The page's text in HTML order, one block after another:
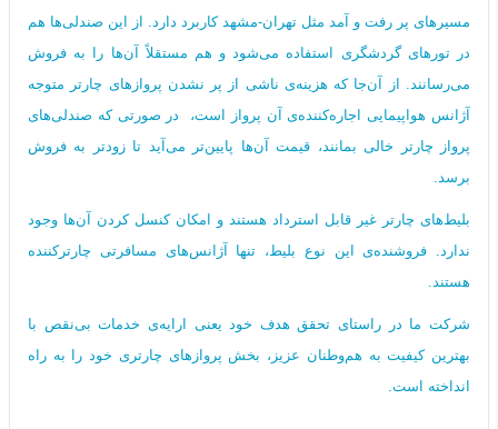
مسیرهای پر رفت و آمد مثل تهران-مشهد کاربرد دارد. از این صندلی‌ها هم
در تورهای گردشگری استفاده می‌شود و هم مستقلاً آن‌ها را به فروش
می‌رسانند. از آن‌جا که هزینه‌ی ناشی از پر نشدن پروازهای چارتر متوجه
آژانس هواپیمایی اجاره‌کننده‌ی آن پرواز است، در صورتی که صندلی‌های
پرواز چارتر خالی بمانند، قیمت آن‌ها پایین‌تر می‌آید تا زودتر به فروش
برسد.
بلیط‌های چارتر غیر قابل استرداد هستند و امکان کنسل کردن آن‌ها وجود
ندارد. فروشنده‌ی این نوع بلیط، تنها آژانس‌های مسافرتی چارترکننده
هستند.
شرکت ما در راستای تحقق هدف خود یعنی ارایه‌ی خدمات بی‌نقص با
بهترین کیفیت به هم‌وطنان عزیز، بخش پروازهای چارتری خود را به راه
انداخته است.